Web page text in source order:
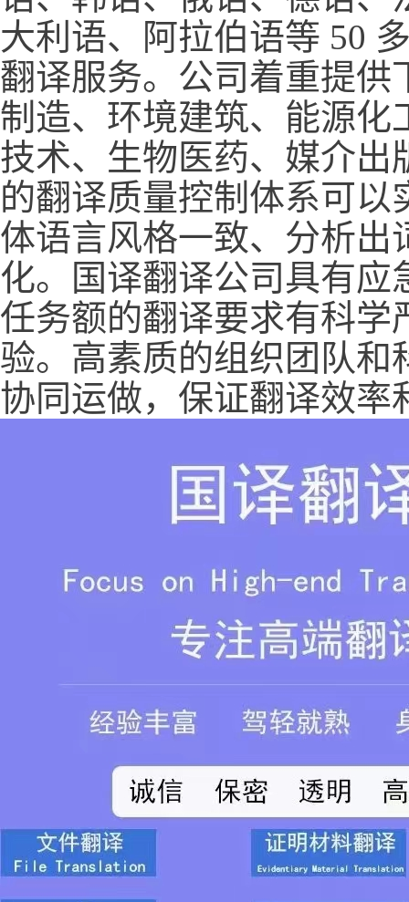
大利语、阿拉伯语等 50
翻译服务。公司着重提供
制造、环境建筑、能源化
技术、生物医药、媒介出
的翻译质量控制体系可
体语言风格一致、分析出
化。国译翻译公司具有
任务额的翻译要求有科学
验。高素质的组织团队和
协同运做，保证翻译效率